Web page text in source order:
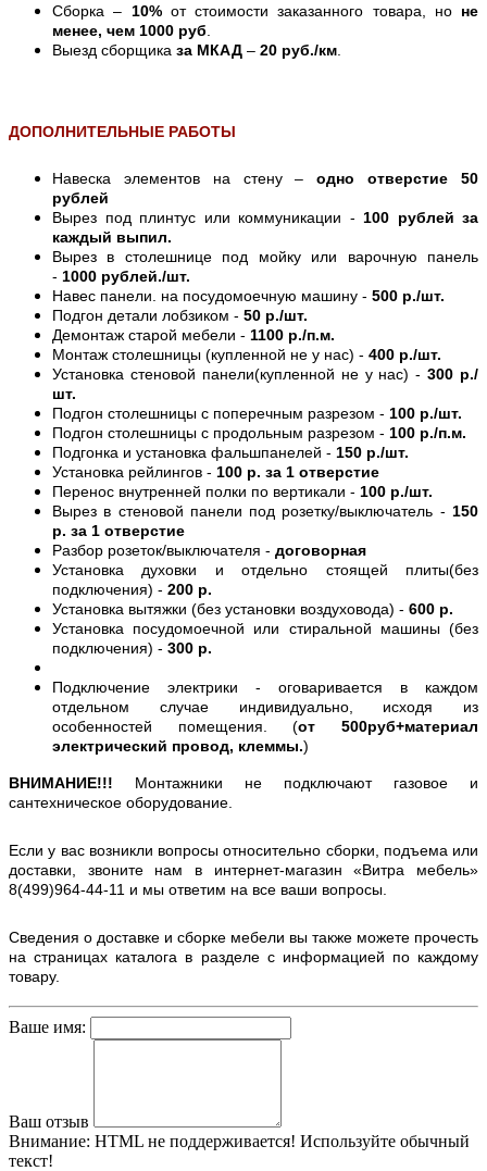
Сборка – 10%от стоимости заказанного товара, но не
менее, чем 1000 руб
Выезд сборщика за МКАД – 20 руб./км
ДОПОЛНИТЕЛЬНЫЕ РАБОТЫ
Навеска элементов на стену –одно отверстие 50
рублей
Вырез под плинтус или коммуникации - 100 рублей за
каждый выпил.
Вырез в столешнице под мойку или варочную панель
- 1000 рублей./шт.
Навес панели. на посудомоечную машину - 500 р./шт.
Подгон детали лобзиком - 50 р./шт.
Демонтаж старой мебели - 1100 р./п.м.
Монтаж столешницы (купленной не у нас) - 400 р./шт.
Установка стеновой панели(купленной не у нас) -300 р./
шт.
Подгон столешницы с поперечным разрезом - 100 р./шт.
Подгон столешницы с продольным разрезом - 100 р./п.м.
Подгонка и установка фальшпанелей - 150 р./шт.
Установка рейлингов - 100 р. за 1 отверстие
Перенос внутренней полки по вертикали - 100 р./шт.
Вырез в стеновой панели под розетку/выключатель - 150
р. за 1 отверстие
Разбор розеток/выключателя - договорная
Установка духовки и отдельно стоящей плиты(без
подключения) - 200 р.
Установка вытяжки (без установки воздуховода) - 600 р.
Установка посудомоечной или стиральной машины (без
подключения) - 300 р.
Подключение электрики - оговаривается в каждом
отдельном случае индивидуально, исходя из
особенностей помещения. (от 500руб+материал
электрический провод, клеммы.)
ВНИМАНИЕ!!! Монтажники не подключают газовое и
сантехническое оборудование.
Если у вас возникли вопросы относительно сборки, подъема или
доставки, звоните нам в интернет-магазин «Витра мебель»
8(499)964-44-11 и мы ответим на все ваши вопросы.
Сведения о доставке и сборке мебели вы также можете прочесть
на страницах каталога в разделе с информацией по каждому
товару.
Ваше имя:
Ваш отзыв
Внимание: HTML не поддерживается! Используйте обычный
текст!